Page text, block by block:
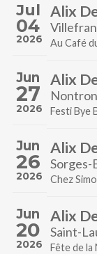
Jul
04
2026
Alix
Au Café
Jun
27
2026
Alix
Festi Bye
Jun
26
2026
Alix
Chez
Jun
20
2026
Alix
Saint-
Fête de